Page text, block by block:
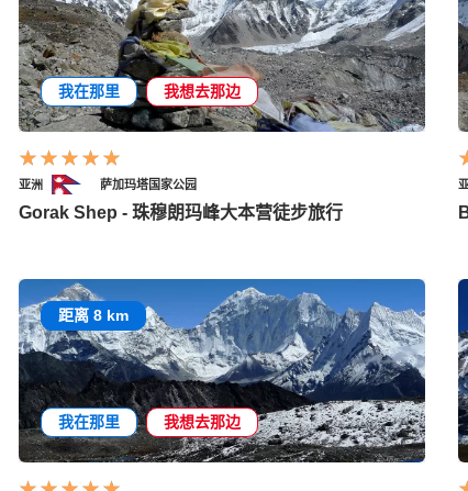
我在那里 我想去那边
亚洲 萨加玛塔国家公园
Gorak Shep - 珠穆朗玛峰大本营徒步旅行
距离 8 km
我在那里 我想去那边